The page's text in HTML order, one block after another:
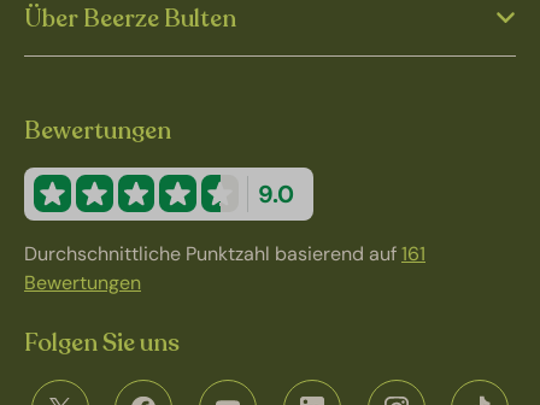
Über Beerze Bulten
Bewertungen
9.0
Durchschnittliche Punktzahl basierend auf161
Bewertungen
Folgen Sie uns